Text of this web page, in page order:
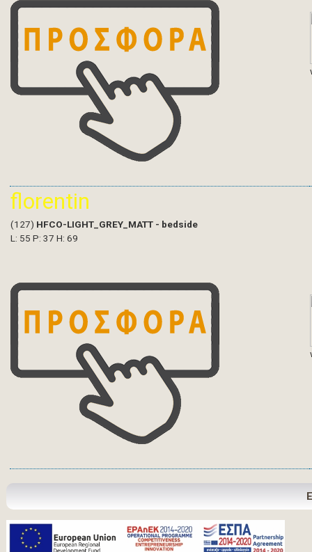
florentin
(127) HFCO-LIGHT_GREY_MATT - bedside
L: 55 P: 37 H: 69